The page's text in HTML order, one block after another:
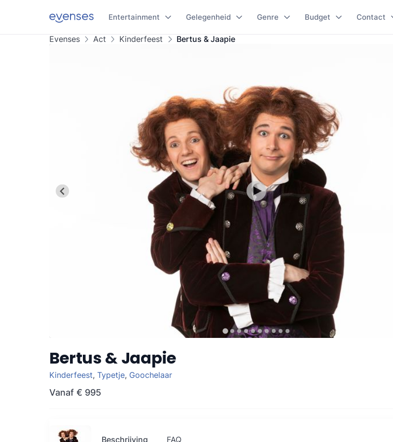
Entertainment Gelegenheid Genre Budget Contact
Evenses Act Kinderfeest Bertus & Jaapie
Bertus & Jaapie
Kinderfeest, Typetje, Goochelaar
Vanaf € 995
Beschrijving FAQ